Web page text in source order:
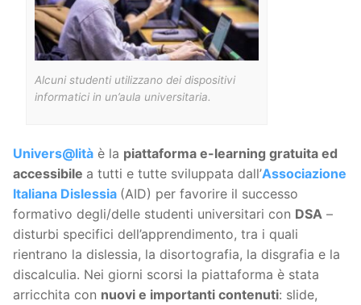
Alcuni studenti utilizzano dei dispositivi
informatici in un’aula universitaria.
Univers@lità è la piattaforma e-learning gratuita ed
accessibile a tutti e tutte sviluppata dall’Associazione
Italiana Dislessia (AID) per favorire il successo
formativo degli/delle studenti universitari con DSA –
disturbi specifici dell’apprendimento, tra i quali
rientrano la dislessia, la disortografia, la disgrafia e la
discalculia. Nei giorni scorsi la piattaforma è stata
arricchita con nuovi e importanti contenuti: slide,